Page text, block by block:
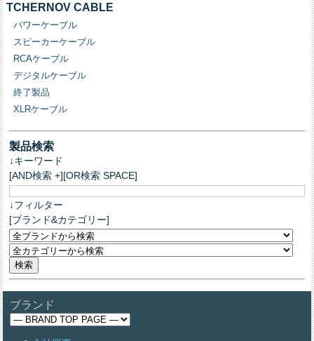
TCHERNOV CABLE
パワーケーブル
スピーカーケーブル
RCAケーブル
デジタルケーブル
終了製品
XLRケーブル
製品検索
↓キーワード
[AND検索 +][OR検索 SPACE]
↓フィルター
[ブランド&カテゴリー]
ブランド